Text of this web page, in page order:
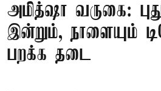
அமித்ஷா வருகை:
இன்றும், நாளையும்
பறக்க தடை